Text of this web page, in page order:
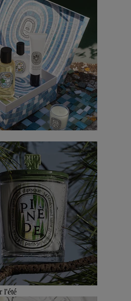
l'été